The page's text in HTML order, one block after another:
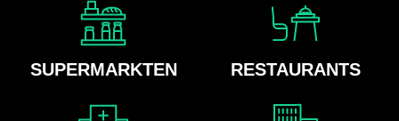
SUPERMARKTEN RESTAURANTS